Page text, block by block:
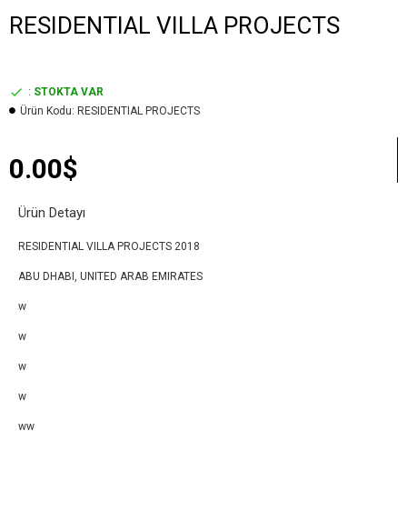
RESIDENTIAL VILLA PROJECTS
0.00$
: STOKTA VAR
Ürün Kodu: RESIDENTIAL PROJECTS
Ürün Detayı
RESIDENTIAL VILLA PROJECTS 2018
ABU DHABI, UNITED ARAB EMIRATES
w
w
w
w
ww